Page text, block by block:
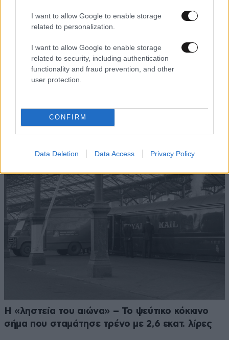
I want to allow Google to enable storage
related to personalization.
I want to allow Google to enable storage
related to security, including authentication
functionality and fraud prevention, and other
user protection.
CONFIRM
Data Deletion Data Access Privacy Policy
Υπό έλεγχο η φωτιά σε κατάστημα ναυτιλιακών
Η «ληστεία του αιώνα» – Το ψεύτικο κόκκινο
σήμα που σταμάτησε τρένο με 2,6 εκατ. λίρες